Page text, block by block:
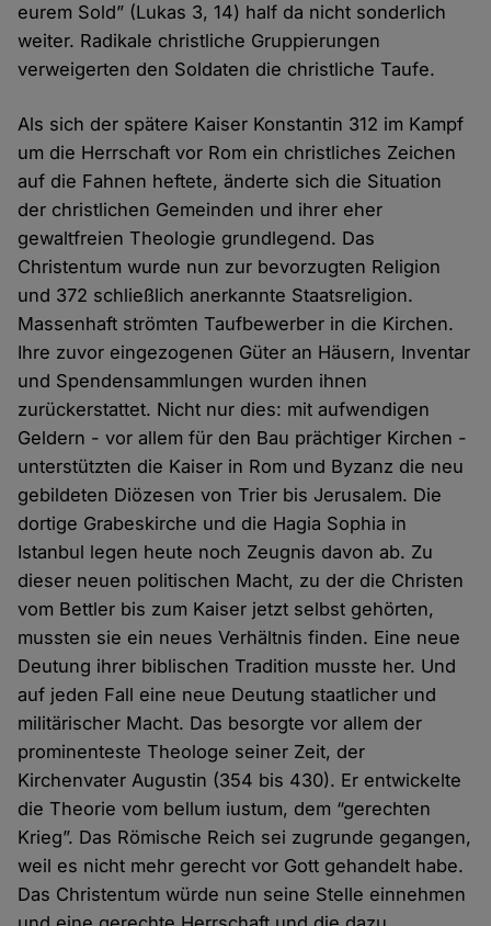
eurem Sold” (Lukas 3, 14) half da nicht sonderlich
weiter. Radikale christliche Gruppierungen
verweigerten den Soldaten die christliche Taufe.
Als sich der spätere Kaiser Konstantin 312 im Kampf
um die Herrschaft vor Rom ein christliches Zeichen
auf die Fahnen heftete, änderte sich die Situation
der christlichen Gemeinden und ihrer eher
gewaltfreien Theologie grundlegend. Das
Christentum wurde nun zur bevorzugten Religion
und 372 schließlich anerkannte Staatsreligion.
Massenhaft strömten Taufbewerber in die Kirchen.
Ihre zuvor eingezogenen Güter an Häusern, Inventar
und Spendensammlungen wurden ihnen
zurückerstattet. Nicht nur dies: mit aufwendigen
Geldern - vor allem für den Bau prächtiger Kirchen -
unterstützten die Kaiser in Rom und Byzanz die neu
gebildeten Diözesen von Trier bis Jerusalem. Die
dortige Grabeskirche und die Hagia Sophia in
Istanbul legen heute noch Zeugnis davon ab. Zu
dieser neuen politischen Macht, zu der die Christen
vom Bettler bis zum Kaiser jetzt selbst gehörten,
mussten sie ein neues Verhältnis finden. Eine neue
Deutung ihrer biblischen Tradition musste her. Und
auf jeden Fall eine neue Deutung staatlicher und
militärischer Macht. Das besorgte vor allem der
prominenteste Theologe seiner Zeit, der
Kirchenvater Augustin (354 bis 430). Er entwickelte
die Theorie vom bellum iustum, dem “gerechten
Krieg”. Das Römische Reich sei zugrunde gegangen,
weil es nicht mehr gerecht vor Gott gehandelt habe.
Das Christentum würde nun seine Stelle einnehmen